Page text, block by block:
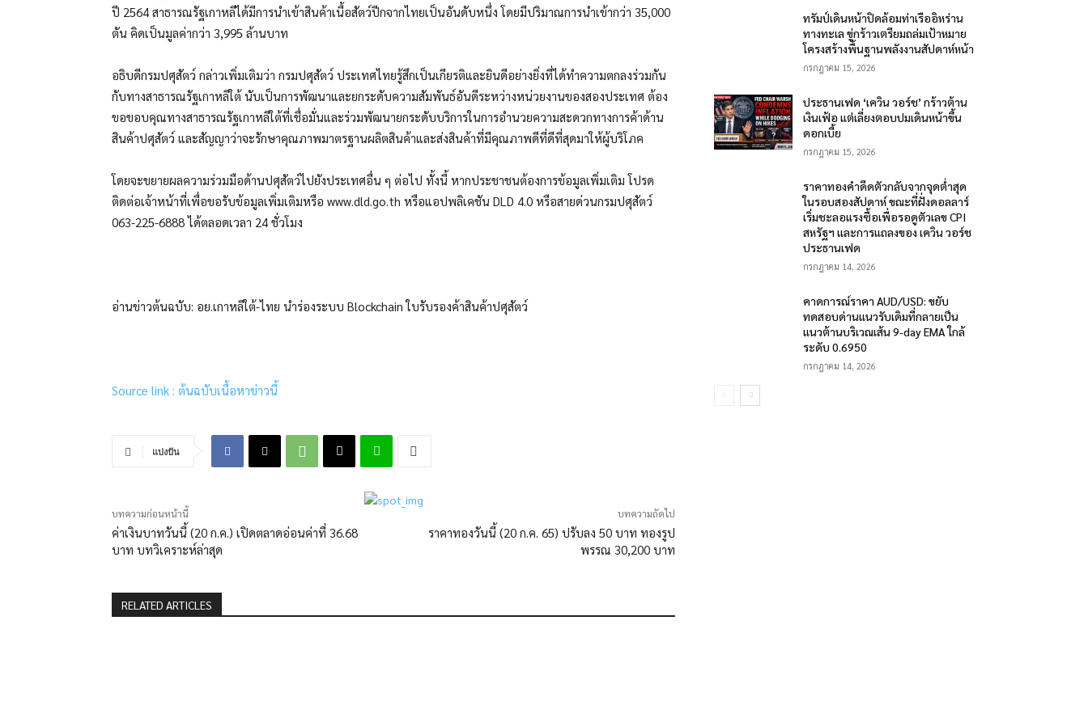
ปี 2564 สาธารณรัฐเกาหลีได้มีการนำเข้าสินค้าเนื้อสัตว์ปีกจากไทยเป็นอันดับหนึ่ง โดยมีปริมาณการนำเข้ากว่า 35,000
ตัน คิดเป็นมูลค่ากว่า 3,995 ล้านบาท
อธิบดีกรมปศุสัตว์ กล่าวเพิ่มเติมว่า กรมปศุสัตว์ ประเทศไทยรู้สึกเป็นเกียรติและยินดีอย่างยิ่งที่ได้ทำความตกลงร่วมกัน
กับทางสาธารณรัฐเกาหลีใต้ นับเป็นการพัฒนาและยกระดับความสัมพันธ์อันดีระหว่างหน่วยงานของสองประเทศ ต้อง
ขอขอบคุณทางสาธารณรัฐเกาหลีใต้ที่เชื่อมั่นและร่วมพัฒนายกระดับบริการในการอำนวยความสะดวกทางการค้าด้าน
สินค้าปศุสัตว์ และสัญญาว่าจะรักษาคุณภาพมาตรฐานผลิตสินค้าและส่งสินค้าที่มีคุณภาพดีที่ดีที่สุดมาให้ผู้บริโภค
โดยจะขยายผลความร่วมมือด้านปศุสัตว์ไปยังประเทศอื่น ๆ ต่อไป ทั้งนี้ หากประชาชนต้องการข้อมูลเพิ่มเติม โปรด
ติดต่อเจ้าหน้าที่เพื่อขอรับข้อมูลเพิ่มเติมหรือ www.dld.go.th หรือแอปพลิเคชัน DLD 4.0 หรือสายด่วนกรมปศุสัตว์
063-225-6888 ได้ตลอดเวลา 24 ชั่วโมง
อ่านข่าวต้นฉบับ: อย.เกาหลีใต้-ไทย นำร่องระบบ Blockchain ใบรับรองค้าสินค้าปศุสัตว์
Source link : ต้นฉบับเนื้อหาข่าวนี้
แบ่งปัน
บทความก่อนหน้านี้
ค่าเงินบาทวันนี้ (20 ก.ค.) เปิดตลาดอ่อนค่าที่ 36.68
บาท บทวิเคราะห์ล่าสุด
บทความถัดไป
ราคาทองวันนี้ (20 ก.ค. 65) ปรับลง 50 บาท ทองรูป
พรรณ 30,200 บาท
RELATED ARTICLES
ทรัมป์เดินหน้าปิดล้อมท่าเรืออิหร่าน
ทางทะเล ขู่กร้าวเตรียมถล่มเป้าหมาย
โครงสร้างพื้นฐานพลังงานสัปดาห์หน้า
กรกฎาคม 15, 2026
ประธานเฟด ‘เควิน วอร์ช’ กร้าวต้าน
เงินเฟ้อ แต่เลี่ยงตอบปมเดินหน้าขึ้น
ดอกเบี้ย
กรกฎาคม 15, 2026
ราคาทองคำดีดตัวกลับจากจุดต่ำสุด
ในรอบสองสัปดาห์ ขณะที่ฝั่งดอลลาร์
เริ่มชะลอแรงซื้อเพื่อรอดูตัวเลข CPI
สหรัฐฯ และการแถลงของ เควิน วอร์ช
ประธานเฟด
กรกฎาคม 14, 2026
คาดการณ์ราคา AUD/USD: ขยับ
ทดสอบด่านแนวรับเดิมที่กลายเป็น
แนวต้านบริเวณเส้น 9-day EMA ใกล้
ระดับ 0.6950
กรกฎาคม 14, 2026